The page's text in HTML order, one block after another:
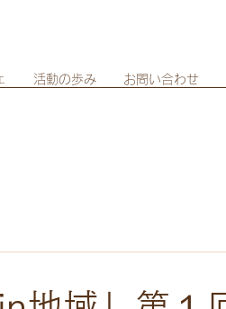
活動の歩み お問い合わせ